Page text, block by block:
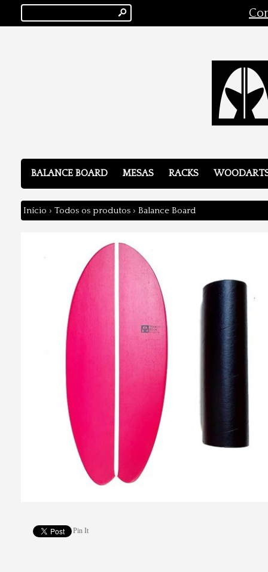
s
BALANCE BOARD MESAS RACKS
Início › Todos os produtos › Balance Board
Pin It